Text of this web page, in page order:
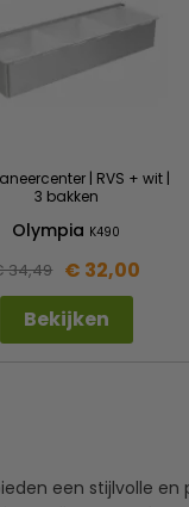
| RVS + wit |
3 bakken
Olympia K490
34,49 € 32,00
Bekijken
een stijlvolle